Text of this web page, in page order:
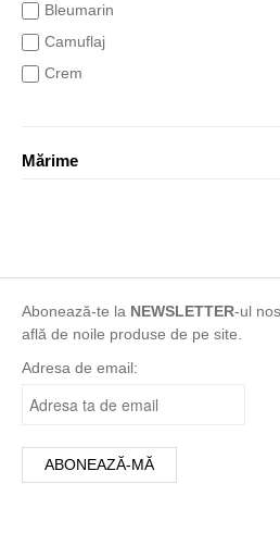
Bleumarin
Camuflaj
Crem
indigo
multicolor
Roșu
Roz
Mărime
Abonează-te la NEWSLETTER-ul
află de noile produse de pe site.
Adresa de email: